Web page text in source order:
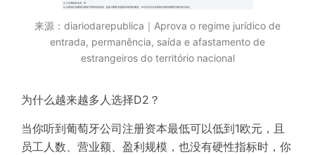
来源：diariodarepublica｜Aprova o regime jurídico de
entrada, permanência, saída e afastamento de
estrangeiros do território nacional
为什么越来越多人选择D2？
当你听到葡萄牙公司注册资本最低可以低到1欧元，且
员工人数、营业额、盈利规模，也没有硬性指标时，你